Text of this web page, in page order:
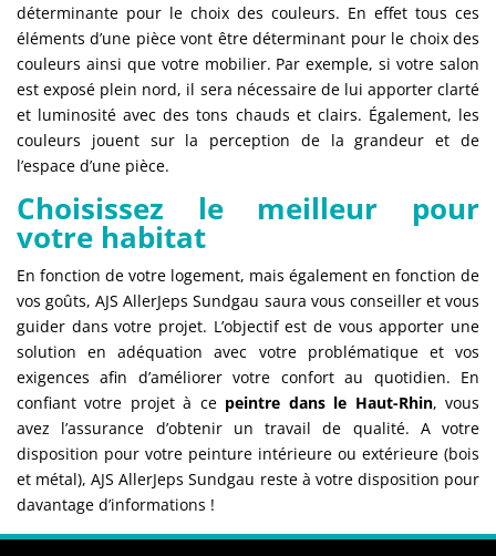
déterminante pour le choix des couleurs. En effet tous ces
éléments d’une pièce vont être déterminant pour le choix des
couleurs ainsi que votre mobilier. Par exemple, si votre salon
est exposé plein nord, il sera nécessaire de lui apporter clarté
et luminosité avec des tons chauds et clairs. Également, les
couleurs jouent sur la perception de la grandeur et de
l’espace d’une pièce.
Choisissez le meilleur pour
votre habitat
En fonction de votre logement, mais également en fonction de
vos goûts, AJS AllerJeps Sundgau saura vous conseiller et vous
guider dans votre projet. L’objectif est de vous apporter une
solution en adéquation avec votre problématique et vos
exigences afin d’améliorer votre confort au quotidien. En
confiant votre projet à ce peintre dans le Haut-Rhin, vous
avez l’assurance d’obtenir un travail de qualité. A votre
disposition pour votre peinture intérieure ou extérieure (bois
et métal), AJS AllerJeps Sundgau reste à votre disposition pour
davantage d’informations !